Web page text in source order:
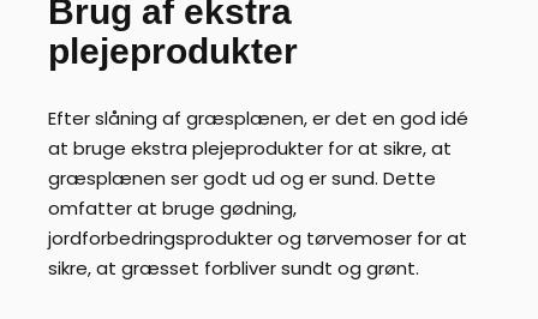
Brug af ekstra
plejeprodukter
Efter slåning af græsplænen, er det en god idé
at bruge ekstra plejeprodukter for at sikre, at
græsplænen ser godt ud og er sund. Dette
omfatter at bruge gødning,
jordforbedringsprodukter og tørvemoser for at
sikre, at græsset forbliver sundt og grønt.